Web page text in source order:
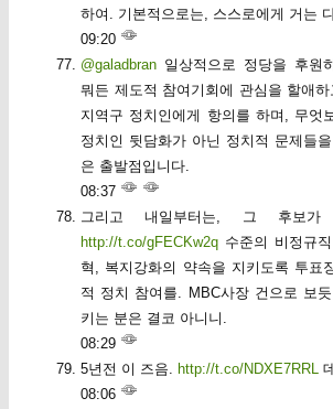
하여. 기본적으로는, 스스로에게 거는
09:20
@galadbran 일상적으로 정당을 후원
뭐든 제도적 참여기회에 관심을 할애
지역구 정치인에게 항의를 하며, 무엇
정치인 뒷담화가 아닌 정치적 문제들
은 출발점입니다.
08:37
그리고 내일부터는, 그 후보가
http://t.co/gFECKw2q 수준의 비정규
혁, 복지강화의 약속을 지키도록 투표
적 정치 참여를. MBC사장 건으로 보
키는 분은 결코 아니니.
08:29
5년전 이 즈음. http://t.co/NDXE7RRL
08:06